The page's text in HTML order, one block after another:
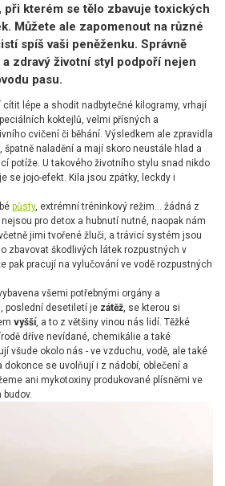
při kterém se tělo zbavuje toxických
Můžete ale zapomenout na různé
spíš vaši peněženku. Správně
zdravý životní styl podpoří nejen
pasu.
lépe a shodit nadbytečné kilogramy, vrhají
koktejlů, velmi přísných a
cvičení či běhání. Výsledkem ale zpravidla
špatně naladění a mají skoro neustále hlad a
potíže. U takového životního stylu snad nikdo
se jojo-efekt. Kila jsou zpátky, leckdy i
půsty, extrémní tréninkový režim… žádná z
pro detox a hubnutí nutné, naopak nám
jimi tvořené žluči, a trávicí systém jsou
zbavovat škodlivých látek rozpustných v
pak pracují na vylučování ve vodě rozpustných
všemi potřebnými orgány a
poslední desetiletí je zátěž, se kterou si
vyšší, a to z většiny vinou nás lidí. Těžké
dříve nevídané, chemikálie a také
všude okolo nás - ve vzduchu, vodě, ale také
se uvolňují i z nádobí, oblečení a
ani mykotoxiny produkované plísněmi ve